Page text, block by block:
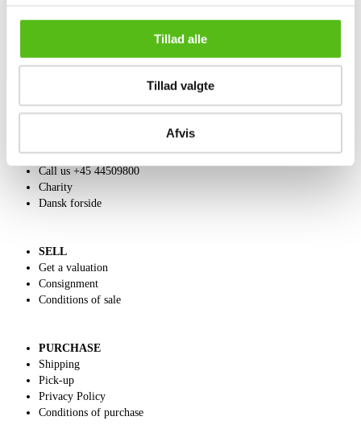
Tillad alle
Tillad valgte
Afvis
White gold-plated and black rhodium Sterling silver earrings...
Contact and Opening Hours
Call us +45 44509800
Charity
Dansk forside
SELL
Get a valuation
Consignment
Conditions of sale
PURCHASE
Shipping
Pick-up
Privacy Policy
Conditions of purchase